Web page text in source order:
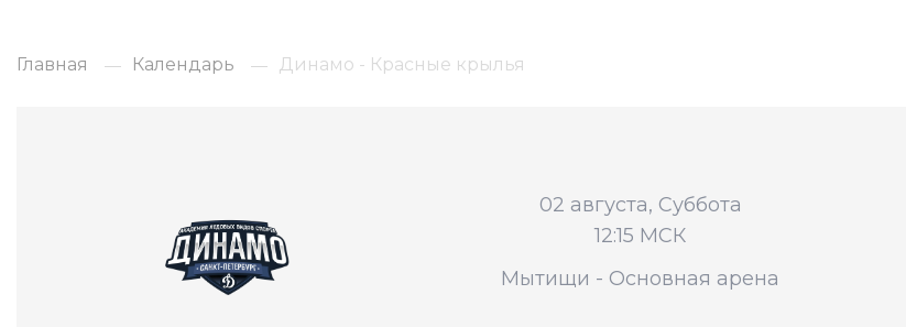
Главная Календарь Динамо - Красные крылья
02 августа, Суббота
12:15 МСК
Мытищи - Основная арена